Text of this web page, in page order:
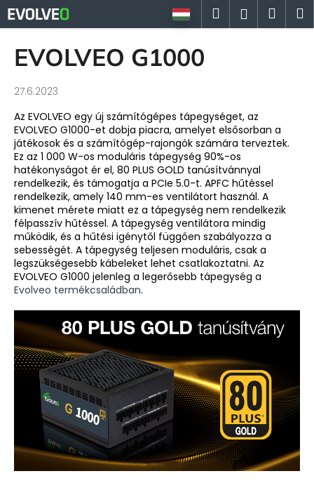
Ugrás
fő
tartalomhoz
Keresés
EVOLVEO G1000
27.6.2023
Az EVOLVEO egy új számítógépes tápegységet, az
EVOLVEO G1000-et dobja piacra, amelyet elsősorban a
játékosok és a számítógép-rajongók számára terveztek.
Ez az 1 000 W-os moduláris tápegység 90%-os
hatékonyságot ér el, 80 PLUS GOLD tanúsítvánnyal
rendelkezik, és támogatja a PCIe 5.0-t. APFC hűtéssel
rendelkezik, amely 140 mm-es ventilátort használ. A
kimenet mérete miatt ez a tápegység nem rendelkezik
félpasszív hűtéssel. A tápegység ventilátora mindig
működik, és a hűtési igénytől függően szabályozza a
sebességét. A tápegység teljesen moduláris, csak a
legszükségesebb kábeleket lehet csatlakoztatni. Az
EVOLVEO G1000 jelenleg a legerősebb tápegység a
Evolveo termékcsaládban.
K
o
i
t
k
e
r
e
s
?
KERESÉS